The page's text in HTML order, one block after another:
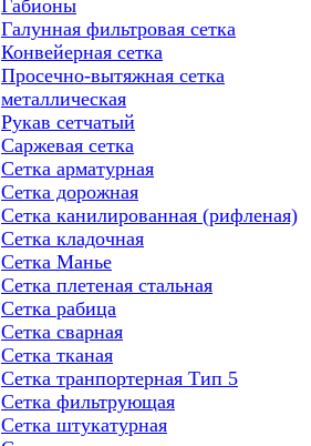
Габионы
Галунная фильтровая сетка
Конвейерная сетка
Просечно-вытяжная сетка
металлическая
Рукав сетчатый
Саржевая сетка
Сетка арматурная
Сетка дорожная
Сетка канилированная (рифленая)
Сетка кладочная
Сетка Манье
Сетка плетеная стальная
Сетка рабица
Сетка сварная
Сетка тканая
Сетка транпортерная Тип 5
Сетка фильтрующая
Сетка штукатурная